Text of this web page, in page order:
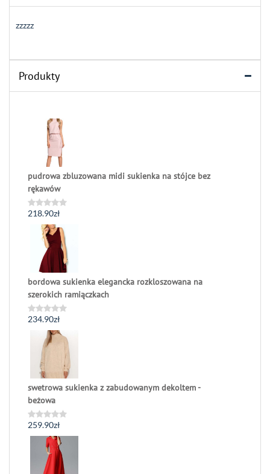
zzzzz
Produkty
pudrowa zbluzowana midi sukienka na stójce bez
rękawów
Oceniono
218.90zł
bordowa sukienka elegancka rozkloszowana na
szerokich ramiączkach
Oceniono
234.90zł
swetrowa sukienka z zabudowanym dekoltem -
beżowa
Oceniono
0
259.90zł